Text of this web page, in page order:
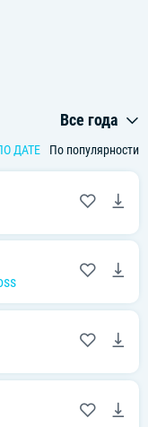
Все года
ДАТЕ По популярности